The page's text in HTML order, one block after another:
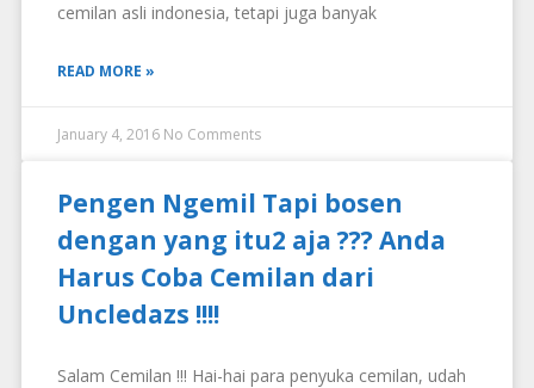
cemilan asli indonesia, tetapi juga banyak
READ MORE »
January 4, 2016 No Comments
Pengen Ngemil Tapi bosen
dengan yang itu2 aja ??? Anda
Harus Coba Cemilan dari
Uncledazs !!!!
Salam Cemilan !!! Hai-hai para penyuka cemilan, udah